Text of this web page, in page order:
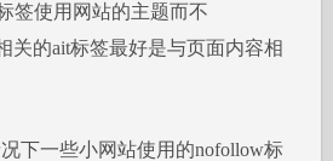
签使用网站的主题而不
关的ait标签最好是与页面内容相
一些小网站使用的nofollow标